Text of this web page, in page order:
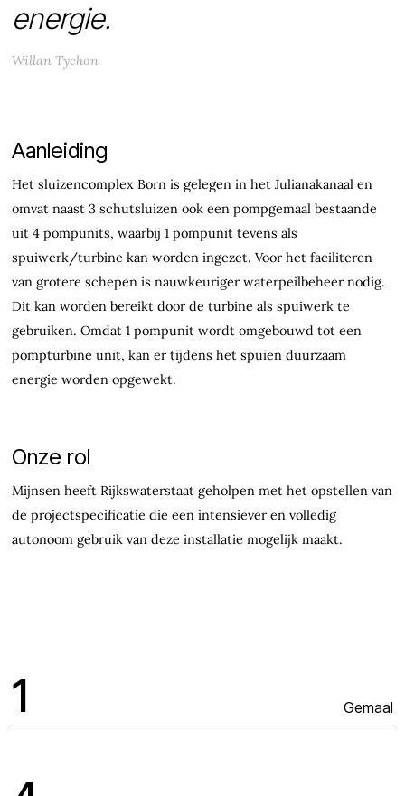
energie.
Willan Tychon
Aanleiding
Het sluizencomplex Born is gelegen in het Julianakanaal en
omvat naast 3 schutsluizen ook een pompgemaal bestaande
uit 4 pompunits, waarbij 1 pompunit tevens als
spuiwerk/turbine kan worden ingezet. Voor het faciliteren
van grotere schepen is nauwkeuriger waterpeilbeheer nodig.
Dit kan worden bereikt door de turbine als spuiwerk te
gebruiken. Omdat 1 pompunit wordt omgebouwd tot een
pompturbine unit, kan er tijdens het spuien duurzaam
energie worden opgewekt.
Onze rol
Mijnsen heeft Rijkswaterstaat geholpen met het opstellen van
de projectspecificatie die een intensiever en volledig
autonoom gebruik van deze installatie mogelijk maakt.
1 Gemaal